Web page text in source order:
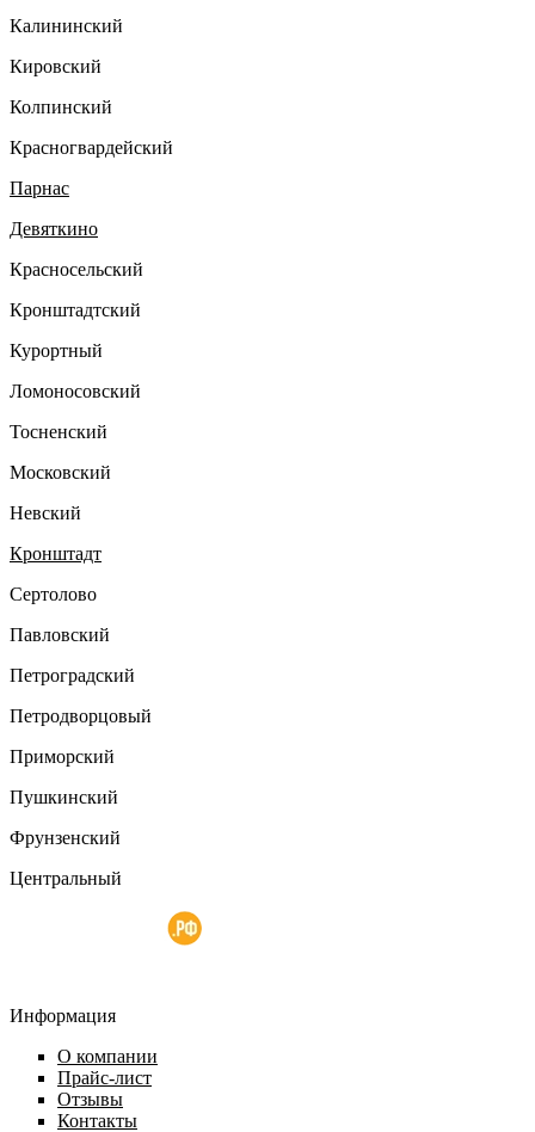
Калининский
Кировский
Колпинский
Красногвардейский
Парнас
Девяткино
Красносельский
Кронштадтский
Курортный
Ломоносовский
Тосненский
Московский
Невский
Кронштадт
Сертолово
Павловский
Петроградский
Петродворцовый
Приморский
Пушкинский
Фрунзенский
Центральный
Информация
О компании
Прайс-лист
Отзывы
Контакты